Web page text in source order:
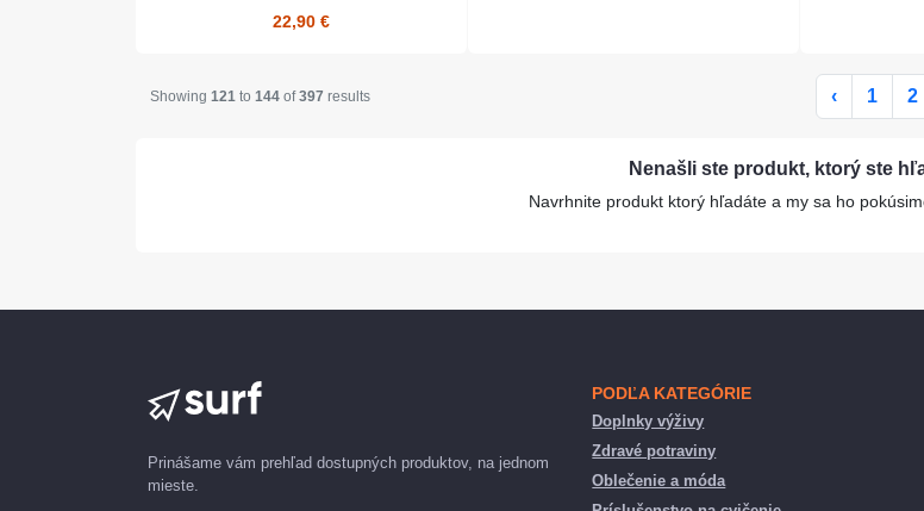
22,90 €
Showing 121 to 144 of397 results ‹ 1 2
Nenašli ste produkt, ktorý ste
Navrhnite produkt ktorý hľadáte a my sa ho
Prinášame vám prehľad dostupných produktov, na jednom
mieste.
PODĽA KATEGÓRIE
Doplnky výživy
Zdravé potraviny
Oblečenie a móda